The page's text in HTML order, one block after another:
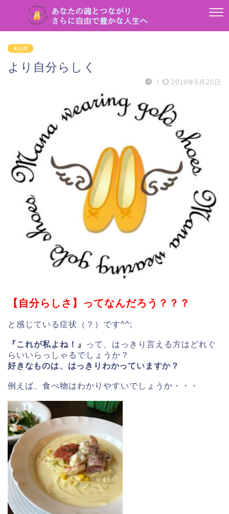
未分類
より自分らしく
/ 2019年6月20日
【自分らしさ】ってなんだろう？？？
と感じている症状（？）です^^;
『これが私よね！』
って、はっきり言える方はどれぐ
らいいらっしゃるでしょうか？
好きなものは、はっきりわかっていますか？
例えば、食べ物はわかりやすいでしょうか・・・